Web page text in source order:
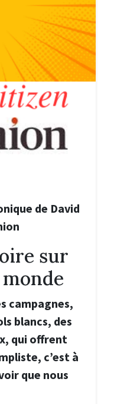
de David
sur
campagnes,
blancs, des
qui offrent
c’est à
que nous